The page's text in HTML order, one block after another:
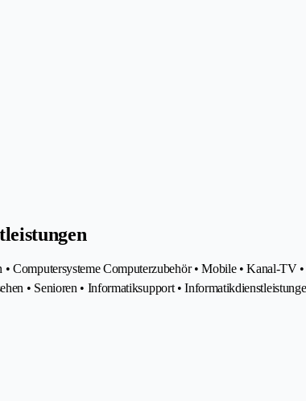
Computersysteme Computerzubehör • Mobile • Kanal-TV
• Senioren • Informatiksupport •